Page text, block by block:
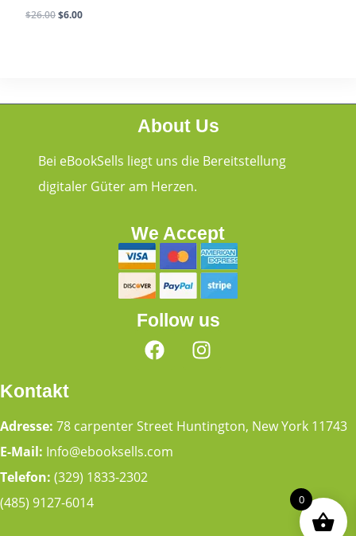
$26.00$6.00
About Us
Bei eBookSells liegt uns die Bereitstellung
digitaler Güter am Herzen.
We Accept
Follow us
Kontakt
Adresse: 78 carpenter Street Huntington, New York 11743
E-Mail: Info@ebooksells.com
Telefon: (329) 1833-2302
(485) 9127-6014
0